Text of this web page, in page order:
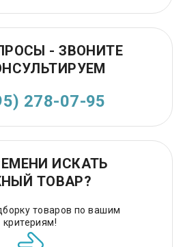
- ЗВОНИТЕ
278-07-95
ИСКАТЬ
ТОВАР?
товаров по вашим
критериям!